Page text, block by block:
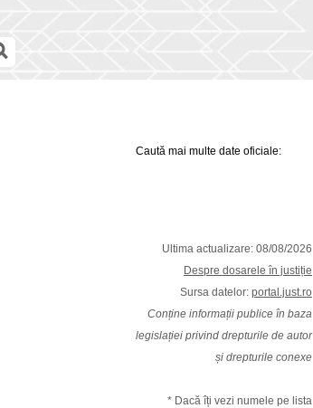
Caută mai multe date oficiale:
Ultima actualizare: 08/08/2026
Despre dosarele în justiție
Sursa datelor: portal.just.ro
Conține informații publice în baza
legislației privind drepturile de autor
și drepturile conexe
* Dacă îți vezi numele pe lista